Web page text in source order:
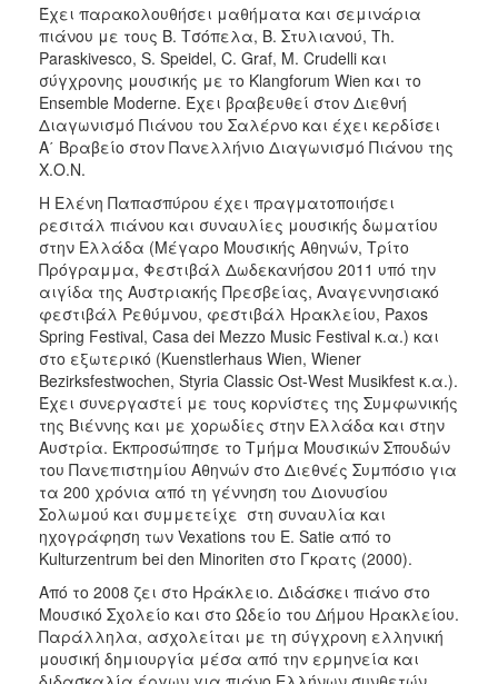
Έχει παρακολουθήσει μαθήματα και σεμινάρια
πιάνου με τους Β. Τσόπελα, Β. Στυλιανού, Th.
Paraskivesco, S. Speidel, C. Graf, M. Crudelli και
σύγχρονης μουσικής με το Klangforum Wien και το
Ensemble Moderne. Έχει βραβευθεί στον Διεθνή
Διαγωνισμό Πιάνου του Σαλέρνο και έχει κερδίσει
Α΄ Βραβείο στον Πανελλήνιο Διαγωνισμό Πιάνου της
Χ.Ο.Ν.
Η Ελένη Παπασπύρου έχει πραγματοποιήσει
ρεσιτάλ πιάνου και συναυλίες μουσικής δωματίου
στην Ελλάδα (Μέγαρο Μουσικής Αθηνών, Τρίτο
Πρόγραμμα, Φεστιβάλ Δωδεκανήσου 2011 υπό την
αιγίδα της Αυστριακής Πρεσβείας, Αναγεννησιακό
φεστιβάλ Ρεθύμνου, φεστιβάλ Ηρακλείου, Paxos
Spring Festival, Casa dei Mezzo Music Festival κ.α.) και
στο εξωτερικό (Kuenstlerhaus Wien, Wiener
Bezirksfestwochen, Styria Classic Ost-West Musikfest κ.α.).
Έχει συνεργαστεί με τους κορνίστες της Συμφωνικής
της Βιέννης και με χορωδίες στην Ελλάδα και στην
Αυστρία. Εκπροσώπησε το Τμήμα Μουσικών Σπουδών
του Πανεπιστημίου Αθηνών στο Διεθνές Συμπόσιο για
τα 200 χρόνια από τη γέννηση του Διονυσίου
Σολωμού και συμμετείχε στη συναυλία και
ηχογράφηση των Vexations του E. Satie από το
Kulturzentrum bei den Minoriten στο Γκρατς (2000).
Από το 2008 ζει στο Ηράκλειο. Διδάσκει πιάνο στο
Μουσικό Σχολείο και στο Ωδείο του Δήμου Ηρακλείου.
Παράλληλα, ασχολείται με τη σύγχρονη ελληνική
μουσική δημιουργία μέσα από την ερμηνεία και